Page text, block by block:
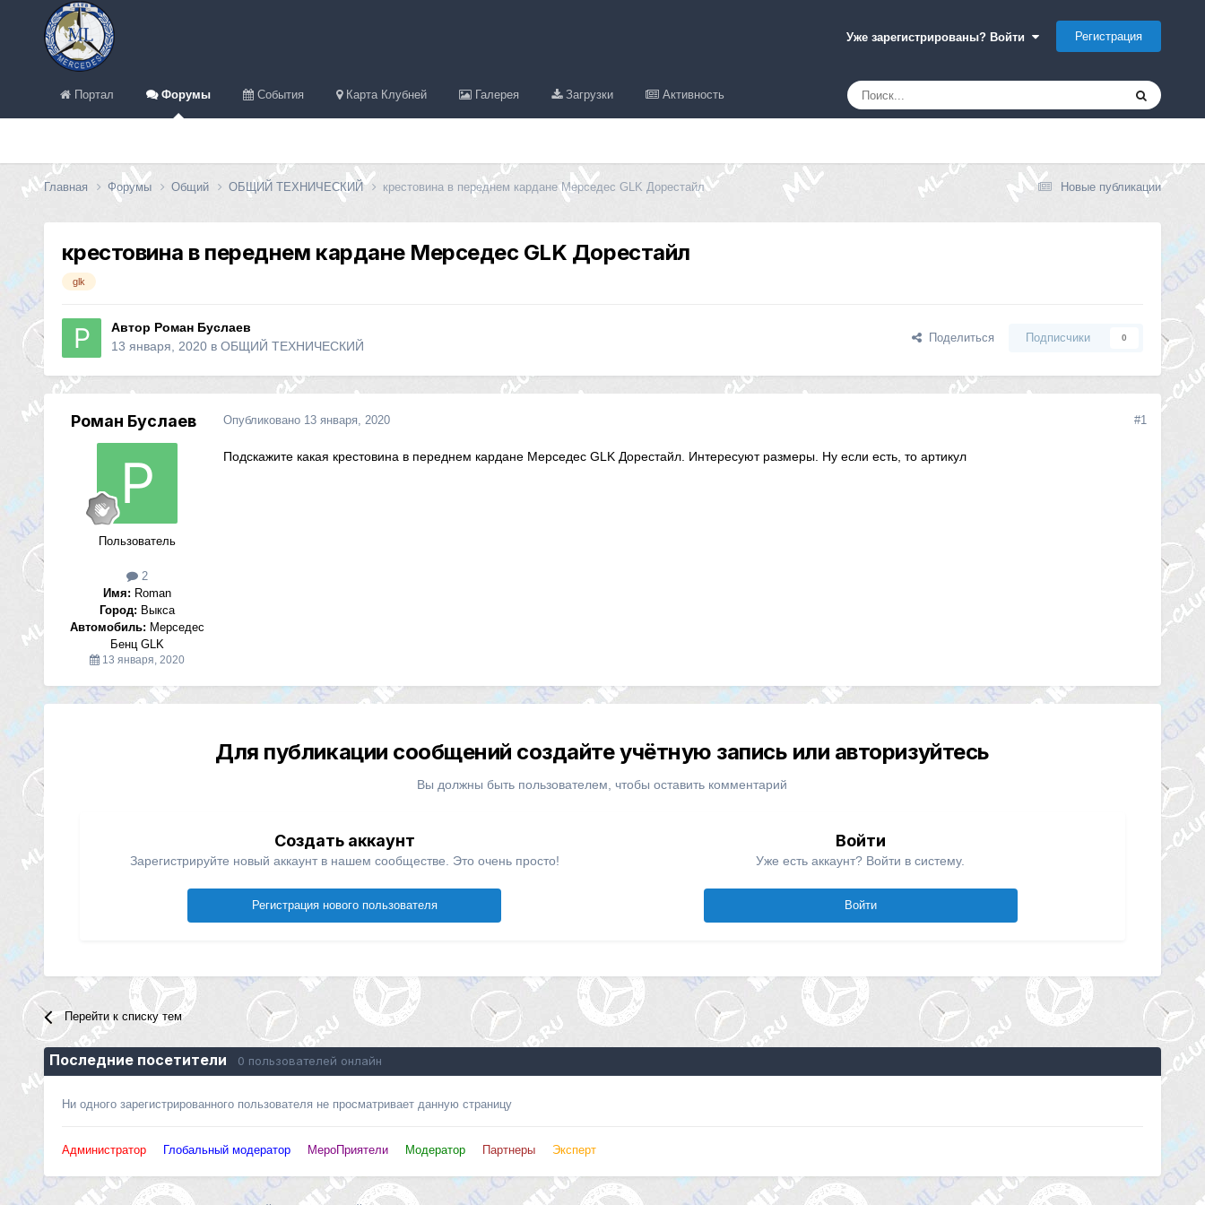
Уже зарегистрированы? Войти Регистрация
Портал Форумы События Карта Клубней Галерея Загрузки Активность
Новые публикации
Главная Форумы Общий ОБЩИЙ ТЕХНИЧЕСКИЙ крестовина в переднем кардане Мерседес GLK Дорестайл
крестовина в переднем кардане Мерседес GLK Дорестайл
glk
Автор Роман Буслаев
13 января, 2020в ОБЩИЙ ТЕХНИЧЕСКИЙ
Поделиться Подписчики 0
Роман Буслаев
Пользователь
2
Имя: Roman
Город: Выкса
Автомобиль: Мерседес
Бенц GLK
13 января, 2020
#1
Опубликовано 13 января, 2020
Подскажите какая крестовина в переднем кардане Мерседес GLK Дорестайл. Интересуют размеры. Ну если есть, то артикул
Для публикации сообщений создайте учётную запись или авторизуйтесь
Вы должны быть пользователем, чтобы оставить комментарий
Создать аккаунт
Зарегистрируйте новый аккаунт в нашем сообществе. Это очень просто!
Регистрация нового пользователя
Войти
Уже есть аккаунт? Войти в систему.
Войти
Перейти к списку тем
Последние посетители 0 пользователей онлайн
Ни одного зарегистрированного пользователя не просматривает данную страницу
Администратор Глобальный модератор МероПриятели Модератор Партнеры Эксперт